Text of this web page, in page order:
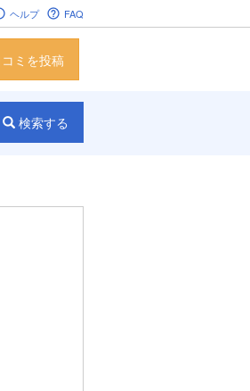
ヘルプ FAQ
ミを投稿
検索する